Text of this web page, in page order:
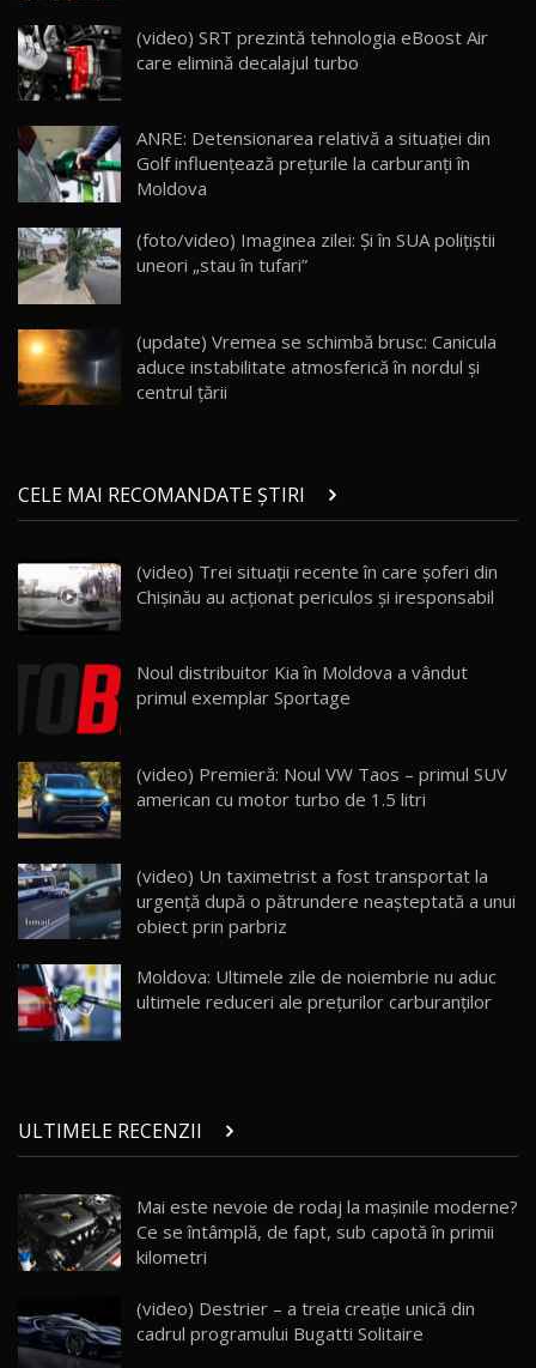
16
AutoBlogMD
13:10
17 20:06
30:08
AutoBlog.MD
23:36
20
Noul ZEEKR 7X / Test Drive AutoBlog.MD
29:08
21
Micul BYD Dolphin Surf / Test Drive
AutoBlog.MD
16:59
22
Noua Mazda 6e / Test Drive AutoBlog.MD
26:59
Lynk & Co 01 / Test Drive AutoBlog.MD
25:19
24
ZEEKR 009: Cel mai Performant și Confortabil
Van Electric Testat în Moldova / AutoBlog.MD
26:38
25
mai Exclusiv și Puternic Defender Testat în
Moldova
32:21
26
AutoBlog.MD
10:57
28
Noul Geely Monjaro 2025! Mai ieftin și mai
dotat / Test Drive AutoBlog.MD
29
ZEEKR 9X - PRIMUL TEST DRIVE ÎN ROMÂNĂ!
CUM SE CONDUCE?
33:40
30
Primele impresii despre BYD Seal U DM-i,
Sealion 7 și Seal 5 DM-i / Test Drive
(video) SRT prezintă tehnologia eBoost Air
care elimină decalajul turbo
ANRE: Detensionarea relativă a situației din
Golf influențează prețurile la carburanți în
Moldova
(foto/video) Imaginea zilei: Și în SUA polițiștii
uneori „stau în tufari”
(update) Vremea se schimbă brusc: Canicula
aduce instabilitate atmosferică în nordul și
centrul țării
CELE MAI RECOMANDATE ȘTIRI
(video) Trei situaţii recente în care şoferi din
Chişinău au acţionat periculos şi iresponsabil
Noul distribuitor Kia în Moldova a vândut
primul exemplar Sportage
(video) Premieră: Noul VW Taos – primul SUV
american cu motor turbo de 1.5 litri
(video) Un taximetrist a fost transportat la
urgență după o pătrundere neașteptată a unui
obiect prin parbriz
Moldova: Ultimele zile de noiembrie nu aduc
ultimele reduceri ale prețurilor carburanților
ULTIMELE RECENZII
Mai este nevoie de rodaj la mașinile moderne?
Ce se întâmplă, de fapt, sub capotă în primii
kilometri
(video) Destrier – a treia creație unică din
cadrul programului Bugatti Solitaire